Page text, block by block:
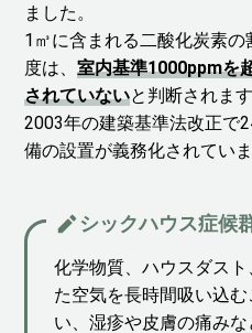
ました。
1㎥に含まれる二酸化炭素
度は、室内基準1000ppmを
されていないと判断されます
2003年の建築基準法改正で
備の設置が義務化されていま
シックハウス症候
化学物質、ハウスダス
た空気を長時間吸い込
い、湿疹や皮膚の痛み